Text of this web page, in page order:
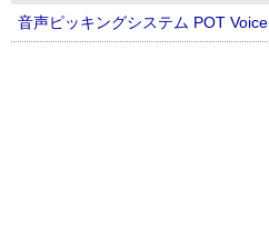
音声ピッキングシステム POT Voice